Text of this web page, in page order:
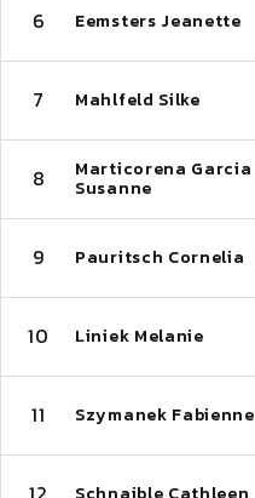
6 Eemsters Jeanette
7 Mahlfeld Silke
8 Marticorena Garcia
Susanne
9 Pauritsch Cornelia
10 Liniek Melanie
11 Szymanek Fabienne